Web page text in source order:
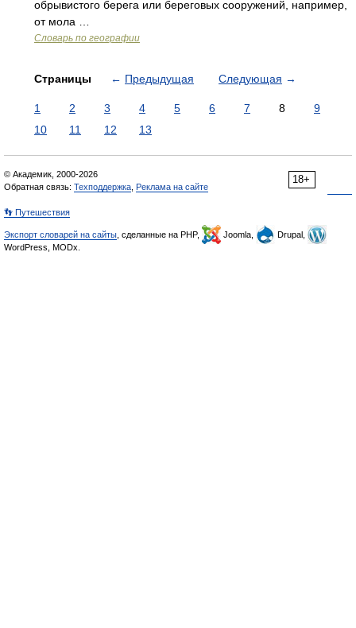
обрывистого берега или береговых сооружений, например,
от мола …
Словарь по географии
Страницы ← Предыдущая Следующая →
1 2 3 4 5 6 7 8
9
10
11 12 13
18+
© Академик, 2000-2026
Обратная связь: Техподдержка Реклама на сайте
👣 Путешествия
Экспорт словарей на сайты , сделанные на PHP, Joomla,
Drupal,
WordPress, MODx.